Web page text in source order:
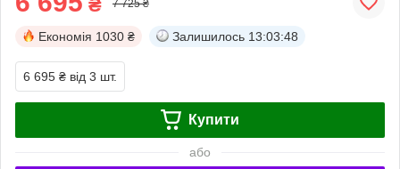
₴ 7 725 ₴
Економія 1030 ₴ Залишилось 13:03:48
6 695 ₴ від 3 шт.
Купити
або